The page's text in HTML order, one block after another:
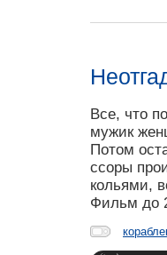
Все, что
мужик
Потом
ссоры
кольями,
Фильм до